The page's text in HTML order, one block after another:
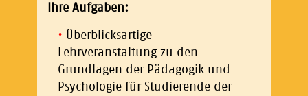
Ihre Aufgaben:
Überblicksartige
Lehrveranstaltung zu den
Grundlagen der Pädagogik und
Psychologie für Studierende der